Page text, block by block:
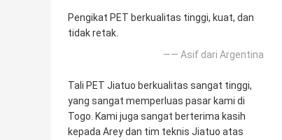
Pengikat PET berkualitas tinggi, kuat, dan
tidak retak.
—— Asif dari Argentina
Tali PET Jiatuo berkualitas sangat tinggi,
yang sangat memperluas pasar kami di
Togo. Kami juga sangat berterima kasih
kepada Arey dan tim teknis Jiatuo atas